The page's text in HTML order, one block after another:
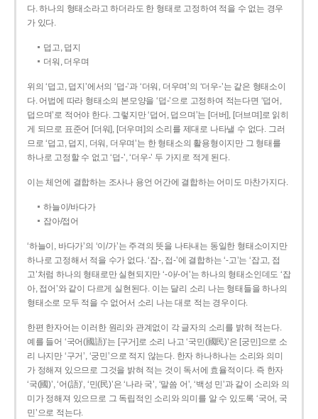
다. 하나의 형태소라고 하더라도 한 형태로 고정하여 적을 수 없는 경우
가 있다.
덥고, 덥지
더워, 더우며
위의 ‘덥고, 덥지’에서의 ‘덥-­’과 ‘더워, 더우며’의 ‘더우-­’는 같은 형태소이
다. 어법에 따라 형태소의 본모양을 ‘덥-­’으로 고정하여 적는다면 ‘덥어,
덥으며’로 적어야 한다. 그렇지만 ‘덥어, 덥으며’는 [더버], [더브며]로 읽히
게 되므로 표준어 [더워], [더우며]의 소리를 제대로 나타낼 수 없다. 그러
므로 ‘덥고, 덥지, 더워, 더우며’는 한 형태소의 활용형이지만 그 형태를
하나로 고정할 수 없고 ‘덥-’, ‘더우-’ 두 가지로 적게 된다.
이는 체언에 결합하는 조사나 용언 어간에 결합하는 어미도 마찬가지다.
하늘이/바다가
잡아/접어
‘하늘이, 바다가’의 ‘이/가’는 주격의 뜻을 나타내는 동일한 형태소이지만
하나로 고정해서 적을 수가 없다. ‘잡-, 접-’에 결합하는 ‘-고’는 ‘잡고, 접
고’처럼 하나의 형태로만 실현되지만 ‘-아/-어’는 하나의 형태소인데도 ‘잡
아, 접어’와 같이 다르게 실현된다. 이는 달리 소리 나는 형태들을 하나의
형태소로 모두 적을 수 없어서 소리 나는 대로 적는 경우이다.
한편 한자어는 이러한 원리와 관계없이 각 글자의 소리를 밝혀 적는다.
예를 들어 ‘국어(國語)’는 [구거]로 소리 나고 ‘국민(國民)’은 [궁민]으로 소
리 나지만 ‘구거’, ‘궁민’으로 적지 않는다. 한자 하나하나는 소리와 의미
가 정해져 있으므로 그것을 밝혀 적는 것이 독서에 효율적이다. 즉 한자
‘국(國)’, ‘어(語)’, ‘민(民)’은 ‘나라 국’, ‘말씀 어’, ‘백성 민’과 같이 소리와 의
미가 정해져 있으므로 그 독립적인 소리와 의미를 알 수 있도록 ‘국어, 국
민’으로 적는다.